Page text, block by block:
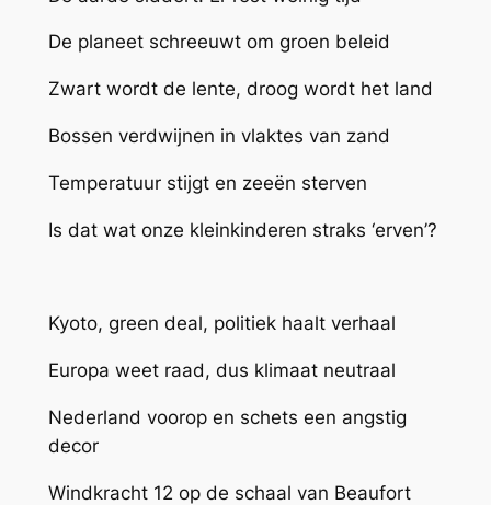
De planeet schreeuwt om groen beleid
Zwart wordt de lente, droog wordt het land
Bossen verdwijnen in vlaktes van zand
Temperatuur stijgt en zeeën sterven
Is dat wat onze kleinkinderen straks ‘erven’?
Kyoto, green deal, politiek haalt verhaal
Europa weet raad, dus klimaat neutraal
Nederland voorop en schets een angstig
decor
Windkracht 12 op de schaal van Beaufort